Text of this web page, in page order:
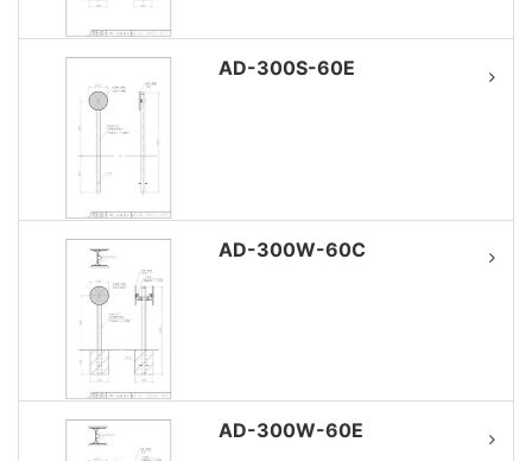
AD-300S-60E
AD-300W-60C
AD-300W-60E